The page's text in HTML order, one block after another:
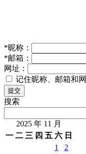
*昵称：
*邮箱：
网址：
记住昵称、邮箱和
提交
搜索
2025 年 11 月
一 二 三 四 五 六 日
1
2